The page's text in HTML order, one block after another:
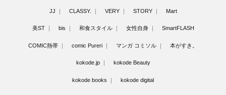
JJ CLASSY. VERY STORY Mart
美ST bis 和食スタイル 女性自身 SmartFLASH
COMIC熱帯 comic Pureri マンガ コミソル 本がすき。
kokode.jp kokode Beauty
kokode books kokode digital